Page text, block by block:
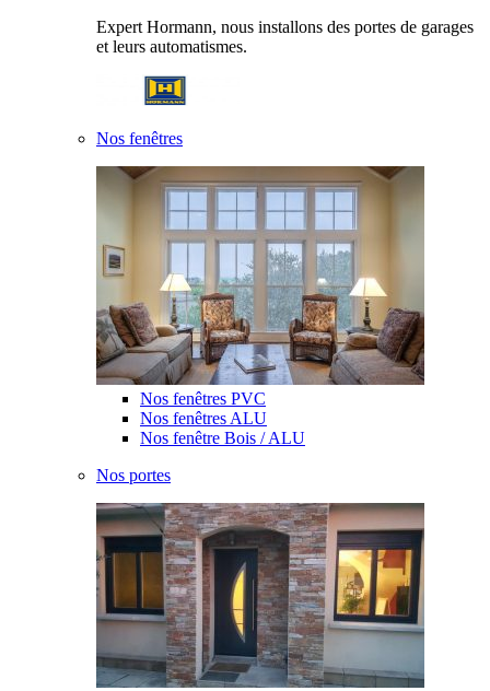
Expert Hormann, nous installons des portes de garages
et leurs automatismes.
Nos fenêtres
Nos fenêtres PVC
Nos fenêtres ALU
Nos fenêtre Bois / ALU
Nos portes